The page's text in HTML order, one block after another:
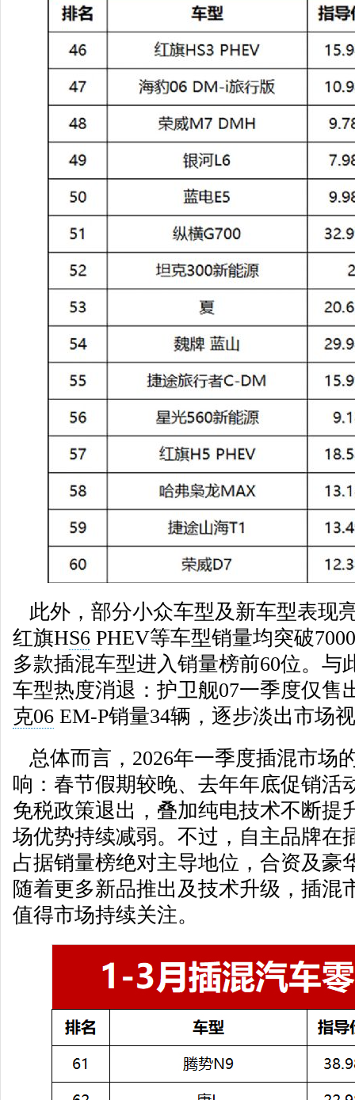
此外，部分小众车型及新车型表现
红旗HS6 PHEV等车型销量均突破
多款插混车型进入销量榜前60位。与
车型热度消退：护卫舰07一季度仅售
克06 EM-P销量34辆，逐步淡出市场
总体而言，2026年一季度插混市场
响：春节假期较晚、去年年底促销活
免税政策退出，叠加纯电技术不断提
场优势持续减弱。不过，自主品牌在
占据销量榜绝对主导地位，合资及豪
随着更多新品推出及技术升级，插混
值得市场持续关注。